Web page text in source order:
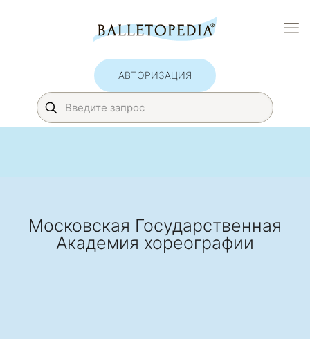
АВТОРИЗАЦИЯ
Московская Государственная
Академия хореографии